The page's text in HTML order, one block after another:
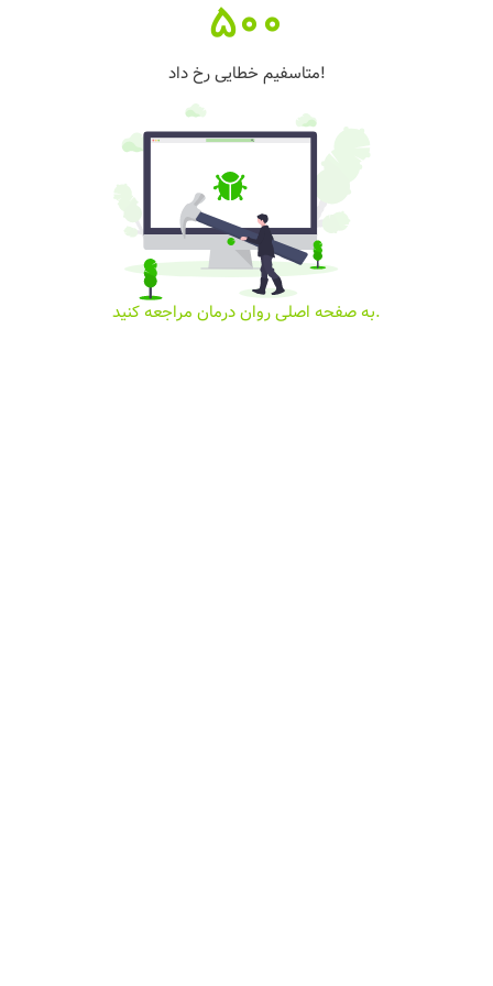
500
متاسفیم خطایی رخ داد!
به صفحه اصلی روان درمان مراجعه کنید.